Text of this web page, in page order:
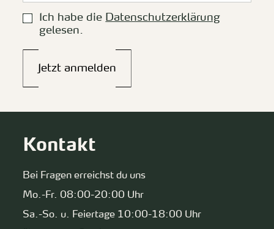
Ich habe die Datenschutzerklärung
gelesen.
Jetzt anmelden
Kontakt
Bei Fragen erreichst du uns
Mo.-Fr. 08:00-20:00 Uhr
Sa.-So. u. Feiertage 10:00-18:00 Uhr